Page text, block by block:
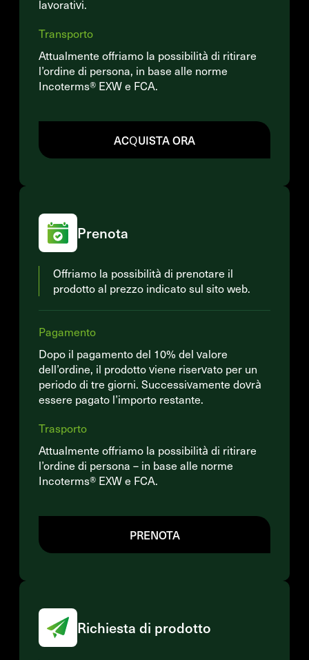
lavorativi.
Transporto
Attualmente offriamo la possibilità di ritirare
l’ordine di persona, in base alle norme
Incoterms® EXW e FCA.
ACQUISTA ORA
Prenota
Offriamo la possibilità di prenotare il
prodotto al prezzo indicato sul sito web.
Pagamento
Dopo il pagamento del 10% del valore
dell’ordine, il prodotto viene riservato per un
periodo di tre giorni. Successivamente dovrà
essere pagato l’importo restante.
Trasporto
Attualmente offriamo la possibilità di ritirare
l’ordine di persona – in base alle norme
Incoterms® EXW e FCA.
PRENOTA
Richiesta di prodotto